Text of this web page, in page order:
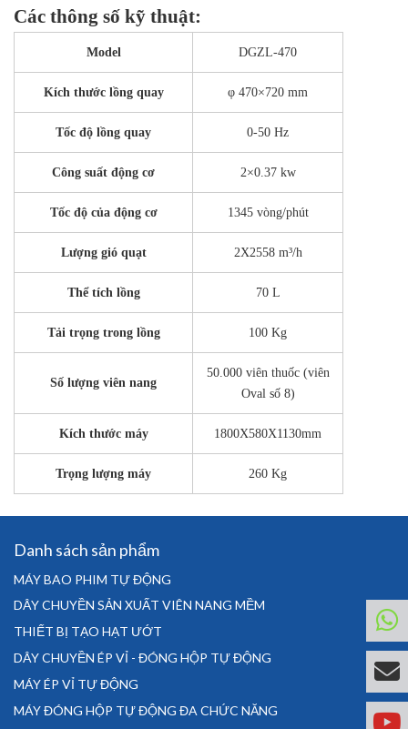
Các thông số kỹ thuật:
Model DGZL-470
Kích thước lồng quay φ 470×720 mm
Tốc độ lồng quay 0-50 Hz
Công suất động cơ 2×0.37 kw
Tốc độ của động cơ 1345 vòng/phút
Lượng gió quạt 2X2558 m³/h
Thể tích lồng 70 L
Tải trọng trong lồng 100 Kg
Số lượng viên nang
50.000 viên thuốc (viên
Oval số 8)
Kích thước máy 1800X580X1130mm
Trọng lượng máy 260 Kg
Danh sách sản phẩm
MÁY BAO PHIM TỰ ĐỘNG
DÂY CHUYỀN SẢN XUẤT VIÊN NANG MỀM
THIẾT BỊ TẠO HẠT ƯỚT
DÂY CHUYỀN ÉP VỈ - ĐÓNG HỘP TỰ ĐỘNG
MÁY ÉP VỈ TỰ ĐỘNG
MÁY ĐÓNG HỘP TỰ ĐỘNG ĐA CHỨC NĂNG